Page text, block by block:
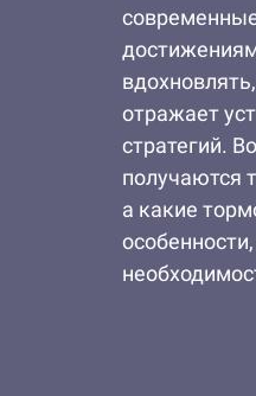
отражает
стратегий.
получаются
а какие